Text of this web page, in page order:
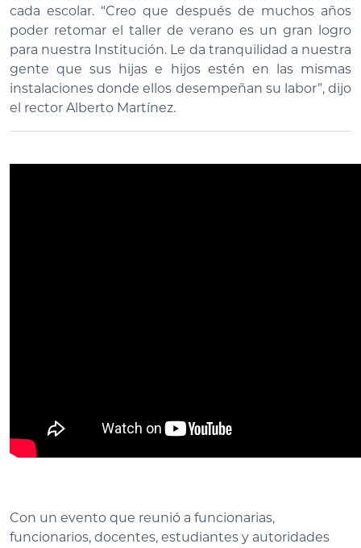
cada escolar. “Creo que después de muchos años
poder retomar el taller de verano es un gran logro
para nuestra Institución. Le da tranquilidad a nuestra
gente que sus hijas e hijos estén en las mismas
instalaciones donde ellos desempeñan su labor”, dijo
el rector Alberto Martínez.
Con un evento que reunió a funcionarias,
funcionarios, docentes, estudiantes y autoridades